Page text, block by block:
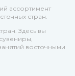
ассортимент
стран.
Здесь вы
восточными